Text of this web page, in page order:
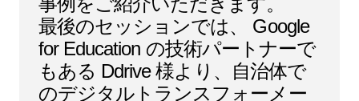
最後のセッションでは、 Google
for Education の技術パートナーで
もある Ddrive 様より、自治体で
のデジタルトランスフォーメー